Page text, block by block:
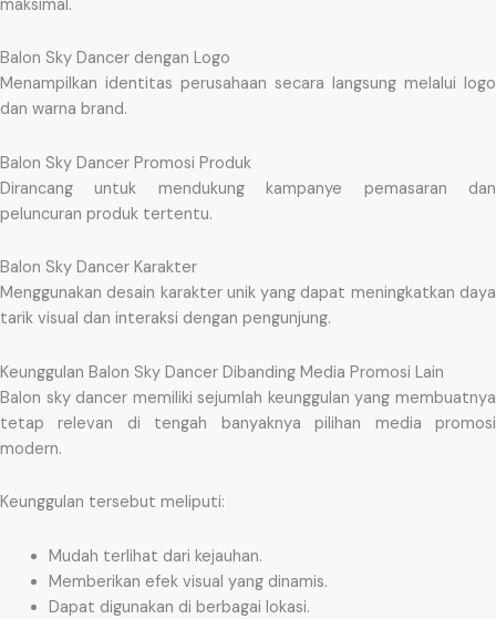
maksimal.
Balon Sky Dancer dengan Logo
Menampilkan identitas perusahaan secara langsung melalui logo
dan warna brand.
Balon Sky Dancer Promosi Produk
Dirancang untuk mendukung kampanye pemasaran dan
peluncuran produk tertentu.
Balon Sky Dancer Karakter
Menggunakan desain karakter unik yang dapat meningkatkan daya
tarik visual dan interaksi dengan pengunjung.
Keunggulan Balon Sky Dancer Dibanding Media Promosi Lain
Balon sky dancer memiliki sejumlah keunggulan yang membuatnya
tetap relevan di tengah banyaknya pilihan media promosi
modern.
Keunggulan tersebut meliputi:
Mudah terlihat dari kejauhan.
Memberikan efek visual yang dinamis.
Dapat digunakan di berbagai lokasi.